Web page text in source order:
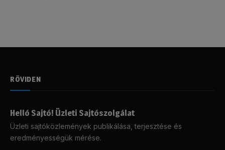
RÖVIDEN
Helló Sajtó! Üzleti Sajtószolgálat
Üzleti sajtóközlemények publikálása, terjesztése és
eredményességük mérése.